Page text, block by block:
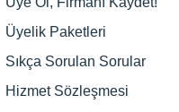
Üyelik Paketleri
Sıkça Sorulan Sorular
Hizmet Sözleşmesi